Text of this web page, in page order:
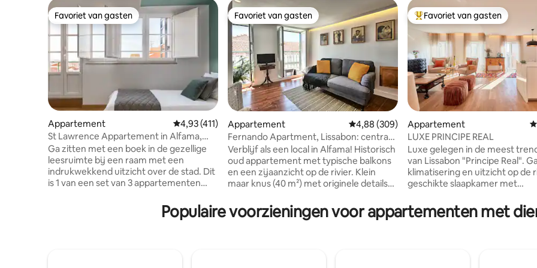
Favoriet van gasten
Favoriet van gasten
Appartement Gemiddelde beoordeling van 4,93 op 5, 411 recensies
4,93 (411)
St Lawrence Appartement in Alfama,
Lissabon Historisch Centrum
Ga zitten met een boek in de gezellige
leesruimte bij een raam met een
indrukwekkend uitzicht over de stad. Dit
is 1 van een set van 3 appartementen
het historische en het hedendaagse
combineert, hier in een ruimte met een
Favoriet van gasten
Favoriet van gasten
Appartement Gemiddelde beoordeling van 4,88 op 5, 309
4,88 (309)
Fernando Apartment, Lissabon: centraal
in Alfama, aan de rivier.
Verblijf als een local in Alfama! Historisch
oud appartement met typische balkons
en een zijaanzicht op de rivier. Klein
maar knus (40 m²) met originele details
aan onze buren. Ideaal voor reizigers die
op zoek zijn naar lokale ervaringen.
Topfavoriet van gasten
Favoriet van gasten
Appartement
LUXE PRINCIPE REAL
Luxe gelegen in de meest
van Lissabon "Principe Real".
klimatisering en uitzicht op de
geschikte slaapkamer met
slaapkamer met
keuken is open naar de ruime
de rivier de Taag en het kasteel
Populaire voorzieningen voor appartementen met